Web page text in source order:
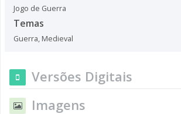
Jogo de Guerra
Temas
Guerra, Medieval
Versões Digitais
Imagens